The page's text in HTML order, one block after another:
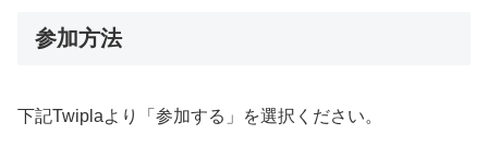
参加方法
下記Twiplaより「参加する」を選択ください。